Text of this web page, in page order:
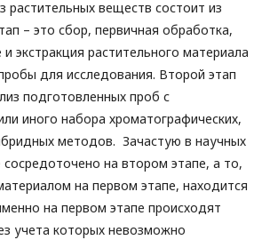
растительных веществ состоит из
– это сбор, первичная обработка,
экстракция растительного материала
для исследования. Второй этап
подготовленных проб с
иного набора хроматографических,
методов. Зачастую в научных
на втором этапе, а то,
на первом этапе, находится
на первом этапе происходят
учета которых невозможно